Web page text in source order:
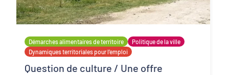
Démarches alimentaires de territoire
Politique de la ville
Dynamiques territoriales pour l’emploi
Question de culture / Une offre